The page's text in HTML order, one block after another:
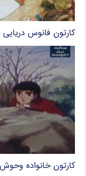
کارتون فانوس دریایی – ۲۳ قسمتی (دوبله
کارتون خانواده وحوش – ۲۲ قسمتی (دوبله